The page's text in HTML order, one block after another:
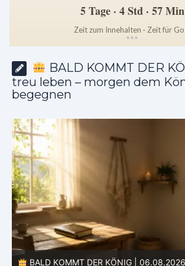
5 Tage · 4 Std · 57 Min
Zeit zum Innehalten · Zeit für
***
BALD KOMMT DER
treu leben – morgen dem
begegnen
BALD KOMMT DER KÖNIG |